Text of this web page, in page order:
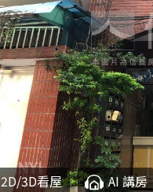
2D/3D看屋 AI 講房